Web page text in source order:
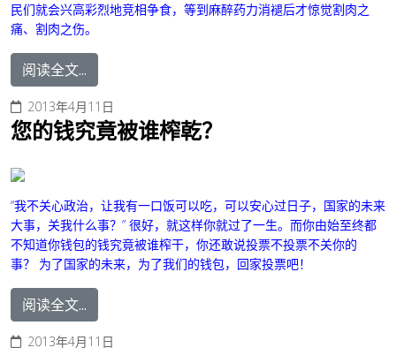
民们就会兴高彩烈地竞相争食，等到麻醉药力消褪后才惊觉割肉之
痛、割肉之伤。
阅读全文...
2013年4月11日
您的钱究竟被谁榨乾？
“我不关心政治，让我有一口饭可以吃，可以安心过日子，国家的未来
大事，关我什么事？” 很好，就这样你就过了一生。而你由始至终都
不知道你钱包的钱究竟被谁榨干，你还敢说投票不投票不关你的
事？ 为了国家的未来，为了我们的钱包，回家投票吧！
阅读全文...
2013年4月11日